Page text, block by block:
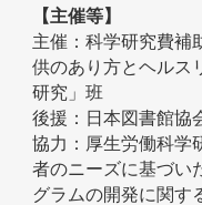
【主催等】
主催：科学研究費補
供のあり方とヘルス
研究」班
後援：日本図書館協
協力：厚生労働科学
者のニーズに基づい
グラムの開発に関す